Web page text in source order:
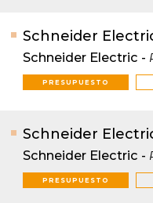
Schneider
Schneider Electric -
PRESUPUESTO
Schneider
Schneider Electric -
PRESUPUESTO